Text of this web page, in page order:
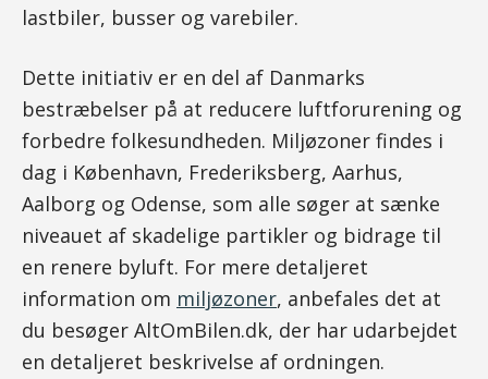
lastbiler, busser og varebiler.
Dette initiativ er en del af Danmarks
bestræbelser på at reducere luftforurening og
forbedre folkesundheden. Miljøzoner findes i
dag i København, Frederiksberg, Aarhus,
Aalborg og Odense, som alle søger at sænke
niveauet af skadelige partikler og bidrage til
en renere byluft. For mere detaljeret
information om miljøzoner, anbefales det at
du besøger AltOmBilen.dk, der har udarbejdet
en detaljeret beskrivelse af ordningen.